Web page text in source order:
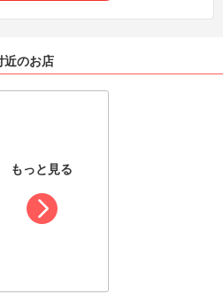
近のお店
もっと見る